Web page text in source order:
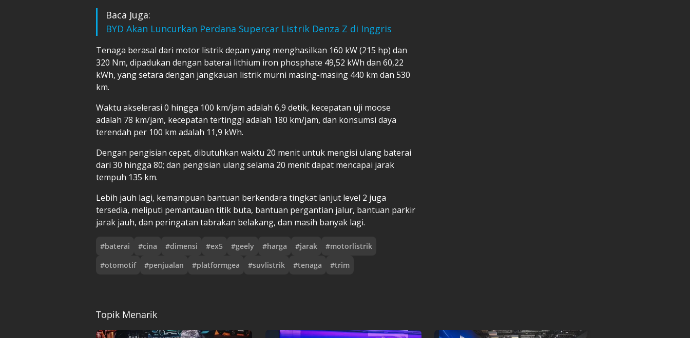
Baca Juga:
BYD Akan Luncurkan Perdana Supercar Listrik Denza Z di Inggris
Tenaga berasal dari motor listrik depan yang menghasilkan 160 kW (215 hp) dan
320 Nm, dipadukan dengan baterai lithium iron phosphate 49,52 kWh dan 60,22
kWh, yang setara dengan jangkauan listrik murni masing-masing 440 km dan 530
km.
Waktu akselerasi 0 hingga 100 km/jam adalah 6,9 detik, kecepatan uji moose
adalah 78 km/jam, kecepatan tertinggi adalah 180 km/jam, dan konsumsi daya
terendah per 100 km adalah 11,9 kWh.
Dengan pengisian cepat, dibutuhkan waktu 20 menit untuk mengisi ulang baterai
dari 30 hingga 80; dan pengisian ulang selama 20 menit dapat mencapai jarak
tempuh 135 km.
Lebih jauh lagi, kemampuan bantuan berkendara tingkat lanjut level 2 juga
tersedia, meliputi pemantauan titik buta, bantuan pergantian jalur, bantuan parkir
jarak jauh, dan peringatan tabrakan belakang, dan masih banyak lagi.
#baterai #cina #dimensi #ex5 #geely #harga #jarak #motorlistrik
#otomotif #penjualan #platformgea #suvlistrik #tenaga #trim
Topik Menarik